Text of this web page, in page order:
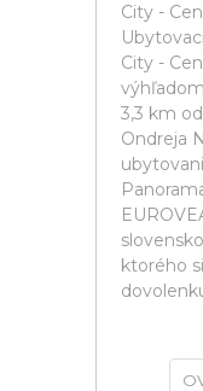
City -
City -
3,3 km
Ondreja
ktorého